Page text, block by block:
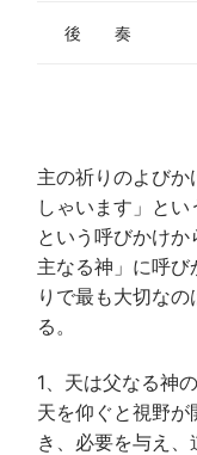
後 奏
主の祈りのよび
しゃいます」とい
という呼びかけ
主なる神」に呼
りで最も大切な
る。
1、天は父なる神
天を仰ぐと視野
き、必要を与え